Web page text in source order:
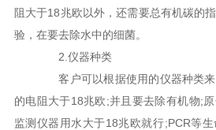
阻大于18兆欧以外，还需要总有机碳的
验，在要去除水中的细菌。
2.仪器种类
客户可以根据使用的仪器种类来
的电阻大于18兆欧;并且要去除有机物;
监测仪器用水大于18兆欧就行;PCR等